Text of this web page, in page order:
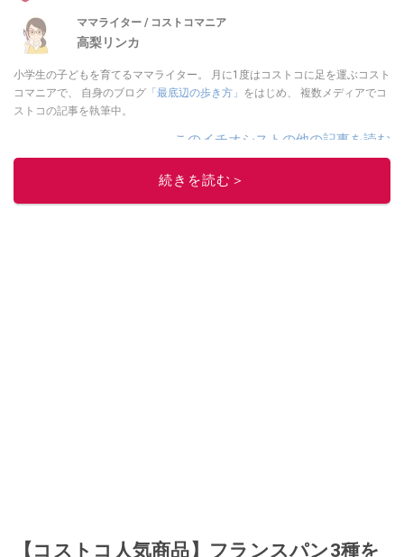
ママライター / コストコマニア
高梨リンカ
小学生の子どもを育てるママライター。 月に1度はコストコに足を運ぶコスト
コマニアで、 自身のブログ 「最底辺の歩き方」 をはじめ、 複数メディアでコ
ストコの記事を執筆中。
このイチオシストの他の記事を読む
続きを読む＞
【コストコ人気商品】フランスパン3種を